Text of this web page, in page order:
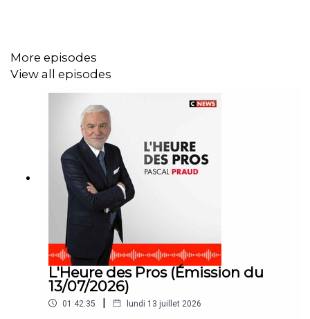
More episodes
View all episodes
L'Heure des Pros (Émission du
13/07/2026)
01:42:35 | lundi 13 juillet 2026